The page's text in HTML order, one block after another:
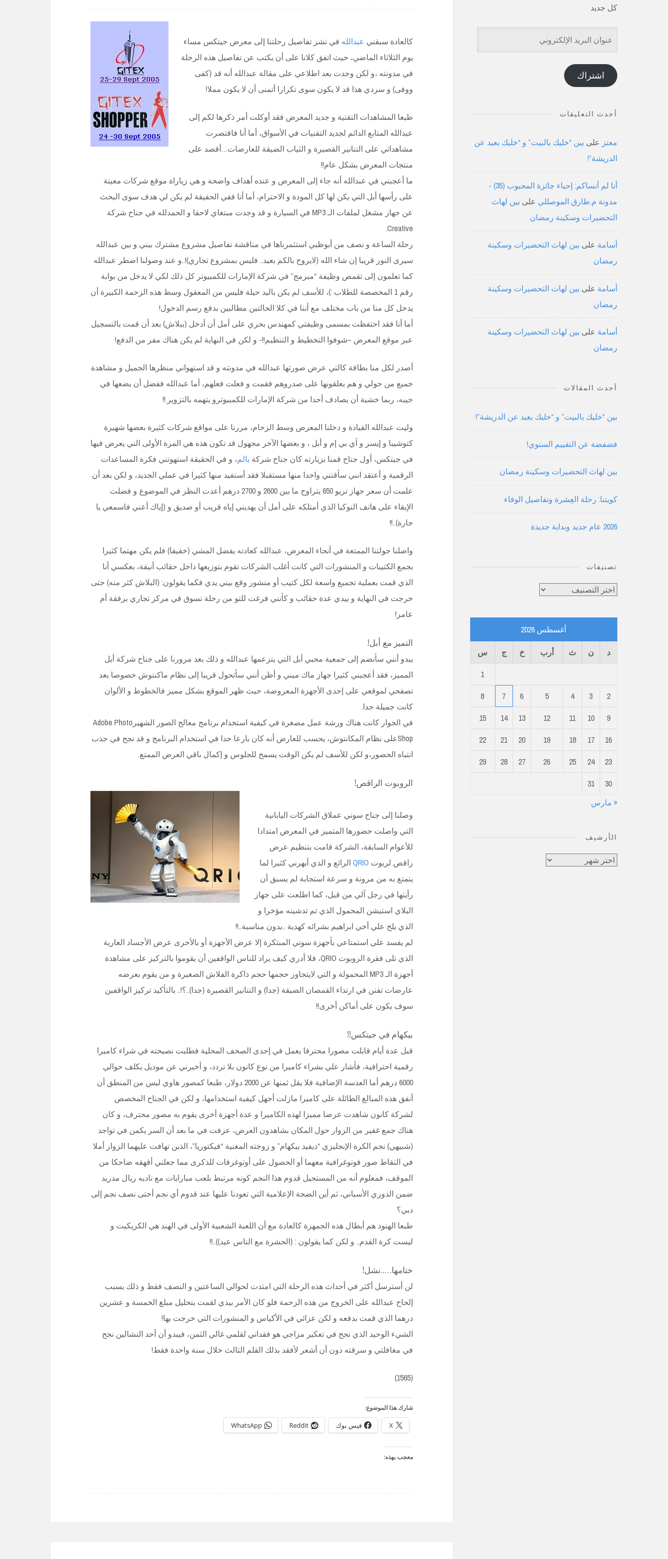
كالعادة سبقني عبدالله في نشر تفاصيل رحلتنا إلى معرض جيتكس مساء
يوم الثلاثاء الماضي، حيث اتفق كلانا على أن يكتب عن تفاصيل هذه الرحلة
في مدونته ،و لكن وجدت بعد اطلاعي على مقالة عبدالله أنه قد (كفى
ووفى) و سردي هذا قد لا يكون سوى تكرارا أتمنى أن لا يكون مملا!
طبعا المشاهدات التقنية و جديد المعرض فقد أوكلت أمر ذكرها لكم إلى
عبدالله المتابع الدائم لجديد التقنيات في الأسواق، أما أنا فاقتصرت
مشاهداتي على التنانير القصيرة و الثياب الضيقة للعارضات…أقصد على
منتجات المعرض بشكل عام!!
ما أعجبني في عبدالله أنه جاء إلى المعرض و عنده أهداف واضحة و هي زياراة موقع شركات معينة
على رأسها أبل التي يكن لها كل المودة و الاحترام، أما أنا ففي الحقيقة لم يكن لي هدف سوى البحث
عن جهاز مشغل لملفات الـ MP3 في السيارة و قد وجدت مبتغاي لاحقا و الحمدلله في جناح شركة
Creative.
رحلة الساعة و نصف من أبوظبي استثمرناها في مناقشة تفاصيل مشروع مشترك بيني و بين عبدالله
سيرى النور قريبا إن شاء الله (لايروح بالكم بعيد.. فليس بمشروع تجاري)!..و عند وصولنا اضطر عبدالله
كما تعلمون إلى تقمص وظيفة “مبرمج” في شركة الإمارات للكمبيوتر كل ذلك لكي لا يدخل من بوابة
رقم 1 المخصصة للطلاب :)، للأسف لم يكن باليد حيلة فليس من المعقول وسط هذه الزحمة الكبيرة أن
يدخل كل منا من باب مختلف مع أننا في كلا الحالتين مطالبين بدفع رسم الدخول!
أما أنا فقد احتفظت بمسمى وظيفتي كمهندس بحري على أمل أن أدخل (ببلاش) بعد أن قمت بالتسجيل
عبر موقع المعرض –شوفوا التخطيط و التنظيم!!- و لكن في النهاية لم يكن هناك مفر من الدفع!
أصدر لكل منا بطاقة كالتي عرض صورتها عبدالله في مدونته و قد استهواني منظرها الجميل و مشاهدة
جميع من حولي و هم يعلقونها على صدروهم فقمت و فعلت فعلهم، أما عبدالله ففضل أن يضعها في
جيبه، ربما خشية أن يصادف أحدا من شركة الإمارات للكمبيوترو يتهمه بالتزوير.!!
وليت عبدالله القيادة و دخلنا المعرض وسط الزحام، مررنا على مواقع شركات كثيرة بعضها شهيرة
كتوشيبا و إيسر و آي بي إم و أبل ، و بعضها الآخر مجهول قد تكون هذه هي المرة الأولى التي يعرض فيها
في جيتكس، أول جناح قمنا بزيارته كان جناح شركة بالم، و في الحقيقة استهوتني فكرة المساعدات
الرقمية و أعتقد انني سأقتني واحدا منها مستقبلا فقد أستفيد منها كثيرا في عملي الجديد، و لكن بعد أن
علمت أن سعر جهاز تريو 650 يتراوح ما بين 2600 و 2700 درهم أعدت النظر في الموضوع و فضلت
الإبقاء على هاتف النوكيا الذي أمتلكه على أمل أن يهديني إياه قريب أو صديق و (إياك أعني فاسمعي يا
جارة)..!!
واصلنا جولتنا الممتعة في أنحاء المعرض، عبدالله كعادته يفضل المشي (خفيفا) فلم يكن مهتما كثيرا
بجمع الكتيبات و المنشورات التي كانت أغلب الشركات تقوم بتوزيعها داخل حقائب أنيقة، بعكسي أنا
الذي قمت بعملية تجميع واسعة لكل كتيب أو منشور وقع بيني يدي فكما يقولون: (البلاش كثر منه) حتى
خرجت في النهاية و بيدي عدة حقائب و كأنني فرغت للتو من رحلة تسوق في مركز تجاري برفقة أم
عامر!
التميز مع أبل!
يبدو أنني سأنضم إلى جمعية محبي أبل التي يتزعمها عبدالله و ذلك بعد مرورنا على جناح شركة أبل
المميز، فقد أعجبني كثيرا جهاز ماك ميني و أظن أنني سأتحول قريبا إلى نظام ماكنتوش خصوصا بعد
تصفحي لموقعي على إحدى الأجهزة المعروضة، حيث ظهر الموقع بشكل مميز فالخطوط و الألوان
كانت جميلة جدا.
في الجوار كانت هناك ورشة عمل مصغرة في كيفية استخدام برنامج معالج الصور الشهيرAdobe Photo
Shopعلى نظام المكانتوش، يحسب للعارض أنه كان بارعا جدا في استخدام البرنامج و قد نجح في جذب
انتباه الحضور،و لكن للأسف لم يكن الوقت يسمح للجلوس و إكمال باقي العرض الممتع.
الروبوت الراقص!
وصلنا إلى جناح سوني عملاق الشركات اليابانية
التي واصلت حضورها المتميز في المعرض امتدادا
للأعوام السابقة، الشركة قامت بتنظيم عرض
راقص لربوت QRIO الرائع و الذي أبهرني كثيرا لما
يتمتع به من مرونة و سرعة استجابة لم يسبق أن
رأيتها في رجل آلي من قبل، كما اطلعت على جهاز
البلاي استيشن المحمول الذي تم تدشينه مؤخرا و
الذي يلح علي أخي ابراهيم بشرائه كهدية ..بدون مناسبة..!!
لم يفسد علي استمتاعي بأجهزة سوني المبتكرة إلا عرض الأجهزة أو بالأحرى عرض الأجساد العارية
الذي تلى فقرة الروبوت QRIO، فلا أدري كيف يراد للناس الواقفين أن يقوموا بالتركيز على مشاهدة
أجهزة الـ MP3 المحمولة و التي لايتجاوز حجمها حجم ذاكرة الفلاش الصغيرة و من يقوم بعرضه
عارضات تفنن في ارتداء القمصان الضيقة (جدا) و التنانير القصيرة (جدا)..؟!.. بالتأكيد تركيز الواقفين
سوف يكون على أماكن أخرى!!
بيكهام في جيتكس!!
قبل عدة أيام قابلت مصورا محترفا يعمل في إحدى الصحف المحلية فطلبت نصيحته في شراء كاميرا
رقمية احترافية، فأشار علي بشراء كاميرا من نوع كانون بلا تردد، و أخبرني عن موديل يكلف حوالي
6000 درهم أما العدسة الإضافية فلا يقل ثمنها عن 2000 دولار، طبعا كمصور هاوي ليس من المنطق أن
أنفق هذه المبالغ الطائلة على كاميرا مازلت أجهل كيفية استخدامها، و لكن في الجناح المخصص
لشركة كانون شاهدت عرضا مميزا لهذه الكاميرا و عدة أجهزة أخرى يقوم به مصور محترف، و كان
هناك جمع غفير من الزوار حول المكان بشاهدون العرض، عرفت في ما بعد أن السر يكمن في تواجد
(شبيهي) نجم الكرة الإنجليزي “ديفيد بيكهام” و زوجته المغنية “فيكتوريا”، الذين تهافت عليهما الزوار أملا
في التقاط صور فوتوغرافية معهما أو الحصول على أوتوغرفات للذكرى مما جعلني أقهقه ضاحكا من
الموقف، فمعلوم أنه من المستحيل قدوم هذا النجم كونه مرتبط بلعب مبارايات مع ناديه ريال مدريد
ضمن الدوري الأسباني، ثم أين الضجة الإعلامية التي تعودنا عليها عند قدوم أي نجم أحتى نصف نجم إلى
دبي؟
طبعا الهنود هم أبطال هذه الجمهرة كالعادة مع أن اللعبة الشعبية الأولى في الهند هي الكريكيت و
ليست كرة القدم.. و لكن كما يقولون : (الحشرة مع الناس عيد))..!!
ختامها…..نشل!
لن أسترسل أكثر في أحداث هذه الرحلة التي امتدت لحوالي الساعتين و النصف فقط و ذلك بسبب
إلحاح عبدالله على الخروج من هذه الزحمة فلو كان الأمر بيدي لقمت بتحليل مبلغ الخمسة و عشرين
درهما الذي قمت بدفعه و لكن عزائي في الأكياس و المنشورات التي خرجت بها!
الشيء الوحيد الذي نجح في تعكير مزاجي هو فقداني لقلمي غالي الثمن، فيبدو أن أحد النشالين نجح
في مغافلتي و سرقته دون أن أشعر لأفقد بذلك القلم الثالث خلال سنة واحدة فقط!
(1565)
شارك هذا الموضوع:
X فيس بوك Reddit
WhatsApp
معجب بهذه:
كل جديد
عنوان
البريد
الإلكتروني
اشتراك
أحدث التعليقات
معتز على بين “خليك بالبيت” و “خليك بعيد عن
الدريشة”!
أنا لم أنساكم: إحياء جائزة المحبوب (35) -
مدونة م.طارق الموصللي على بين لهاث
التحضيرات وسكينة رمضان
أسامة على بين لهاث التحضيرات وسكينة
رمضان
أسامة على بين لهاث التحضيرات وسكينة
رمضان
أسامة على بين لهاث التحضيرات وسكينة
رمضان
أحدث المقالات
بين “خليك بالبيت” و “خليك بعيد عن الدريشة”!
فضفضة عن التقييم السنوي!
بين لهاث التحضيرات وسكينة رمضان
كويتنا: رحلة العِشرة وتفاصيل الوفاء
2026 عام جديد وبداية جديدة
تصنيفات
تصنيفات
أغسطس 2026
د ن ث أرب خ ج
س
1
2
3
4
5
6
7
8
9
10
11
12
13
14
15
16
17
18
19
20
21
22
23
24
25
26
27
28
29
30
31
« مارس
الأرشيف
الأرشيف